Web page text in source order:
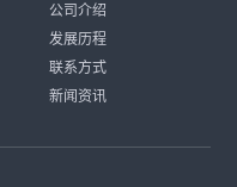
公司介绍
发展历程
联系方式
新闻资讯